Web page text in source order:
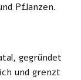
Pflanzen.
gegründet
und grenzt